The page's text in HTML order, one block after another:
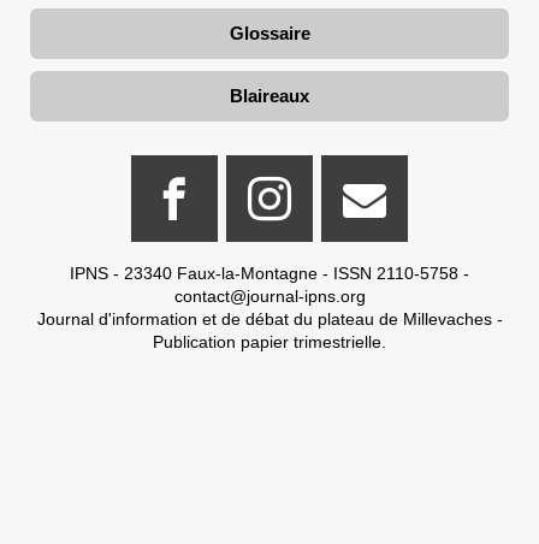
Glossaire
Blaireaux
IPNS - 23340 Faux-la-Montagne - ISSN 2110-5758 -
contact@journal-ipns.org
Journal d'information et de débat du plateau de Millevaches -
Publication papier trimestrielle.